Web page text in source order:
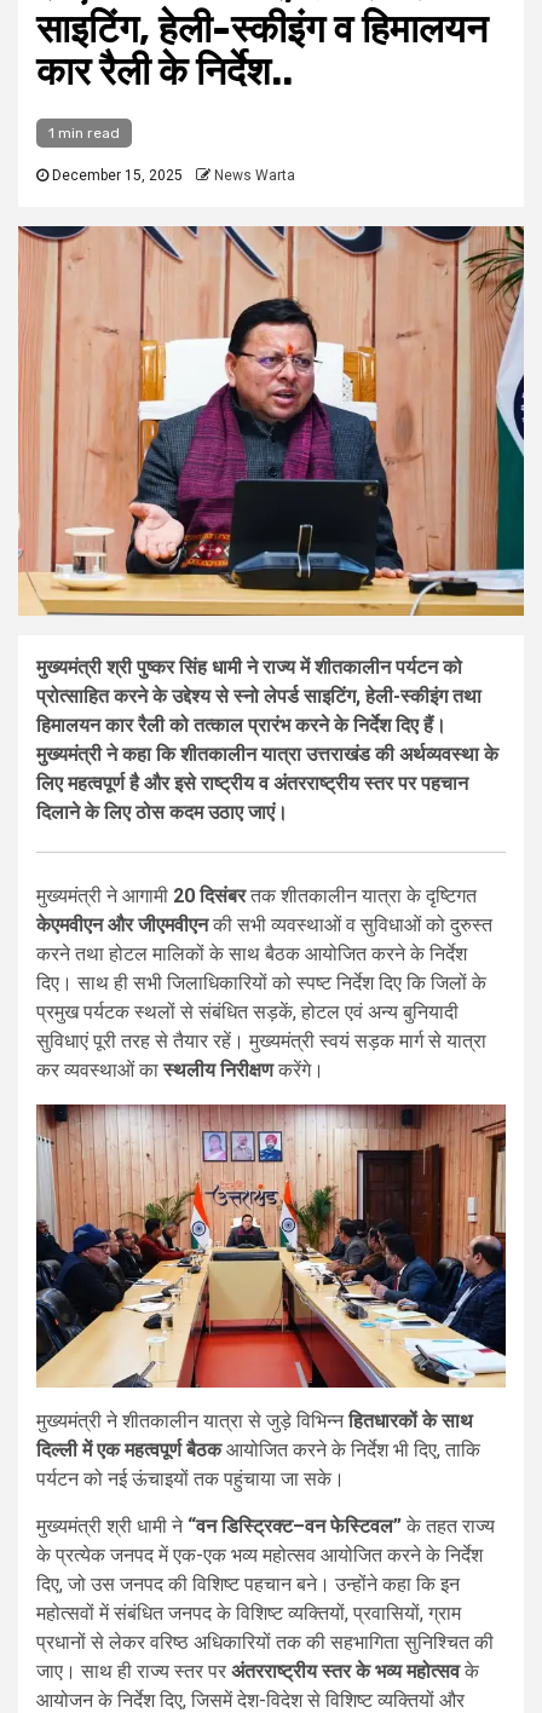
साइटिंग, हेली-स्कीइंग व हिमालयन
कार रैली के निर्देश..
1 min read
December 15, 2025 News Warta
मुख्यमंत्री श्री पुष्कर सिंह धामी ने राज्य में शीतकालीन पर्यटन को
प्रोत्साहित करने के उद्देश्य से स्नो लेपर्ड साइटिंग, हेली-स्कीइंग तथा
हिमालयन कार रैली को तत्काल प्रारंभ करने के निर्देश दिए हैं।
मुख्यमंत्री ने कहा कि शीतकालीन यात्रा उत्तराखंड की अर्थव्यवस्था के
लिए महत्वपूर्ण है और इसे राष्ट्रीय व अंतरराष्ट्रीय स्तर पर पहचान
दिलाने के लिए ठोस कदम उठाए जाएं।
मुख्यमंत्री ने आगामी 20 दिसंबरतक शीतकालीन यात्रा के दृष्टिगत
केएमवीएन और जीएमवीएनकी सभी व्यवस्थाओं व सुविधाओं को दुरुस्त
करने तथा होटल मालिकों के साथ बैठक आयोजित करने के निर्देश
दिए। साथ ही सभी जिलाधिकारियों को स्पष्ट निर्देश दिए कि जिलों के
प्रमुख पर्यटक स्थलों से संबंधित सड़कें, होटल एवं अन्य बुनियादी
सुविधाएं पूरी तरह से तैयार रहें। मुख्यमंत्री स्वयं सड़क मार्ग से यात्रा
कर व्यवस्थाओं कास्थलीय निरीक्षणकरेंगे।
मुख्यमंत्री ने शीतकालीन यात्रा से जुड़े विभिन्नहितधारकों के साथ
दिल्ली में एक महत्वपूर्ण बैठकआयोजित करने के निर्देश भी दिए, ताकि
पर्यटन को नई ऊंचाइयों तक पहुंचाया जा सके।
मुख्यमंत्री श्री धामी ने “वन डिस्ट्रिक्ट–वन फेस्टिवल” के तहत राज्य
के प्रत्येक जनपद में एक-एक भव्य महोत्सव आयोजित करने के निर्देश
दिए, जो उस जनपद की विशिष्ट पहचान बने। उन्होंने कहा कि इन
महोत्सवों में संबंधित जनपद के विशिष्ट व्यक्तियों, प्रवासियों, ग्राम
प्रधानों से लेकर वरिष्ठ अधिकारियों तक की सहभागिता सुनिश्चित की
जाए। साथ ही राज्य स्तर पर अंतरराष्ट्रीय स्तर के भव्य महोत्सवके
आयोजन के निर्देश दिए, जिसमें देश-विदेश से विशिष्ट व्यक्तियों और